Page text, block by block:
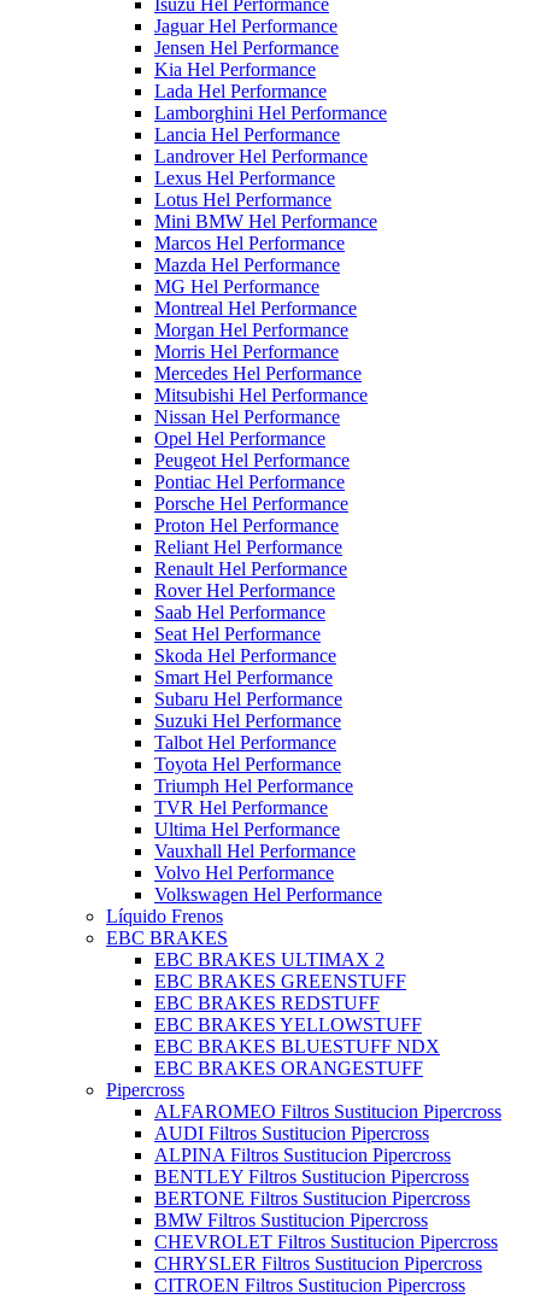
Isuzu Hel Performance
Jaguar Hel Performance
Jensen Hel Performance
Kia Hel Performance
Lada Hel Performance
Lamborghini Hel Performance
Lancia Hel Performance
Landrover Hel Performance
Lexus Hel Performance
Lotus Hel Performance
Mini BMW Hel Performance
Marcos Hel Performance
Mazda Hel Performance
MG Hel Performance
Montreal Hel Performance
Morgan Hel Performance
Morris Hel Performance
Mercedes Hel Performance
Mitsubishi Hel Performance
Nissan Hel Performance
Opel Hel Performance
Peugeot Hel Performance
Pontiac Hel Performance
Porsche Hel Performance
Proton Hel Performance
Reliant Hel Performance
Renault Hel Performance
Rover Hel Performance
Saab Hel Performance
Seat Hel Performance
Skoda Hel Performance
Smart Hel Performance
Subaru Hel Performance
Suzuki Hel Performance
Talbot Hel Performance
Toyota Hel Performance
Triumph Hel Performance
TVR Hel Performance
Ultima Hel Performance
Vauxhall Hel Performance
Volvo Hel Performance
Volkswagen Hel Performance
Líquido Frenos
EBC BRAKES
EBC BRAKES ULTIMAX 2
EBC BRAKES GREENSTUFF
EBC BRAKES REDSTUFF
EBC BRAKES YELLOWSTUFF
EBC BRAKES BLUESTUFF NDX
EBC BRAKES ORANGESTUFF
Pipercross
ALFAROMEO Filtros Sustitucion Pipercross
AUDI Filtros Sustitucion Pipercross
ALPINA Filtros Sustitucion Pipercross
BENTLEY Filtros Sustitucion Pipercross
BERTONE Filtros Sustitucion Pipercross
BMW Filtros Sustitucion Pipercross
CHEVROLET Filtros Sustitucion Pipercross
CHRYSLER Filtros Sustitucion Pipercross
CITROEN Filtros Sustitucion Pipercross